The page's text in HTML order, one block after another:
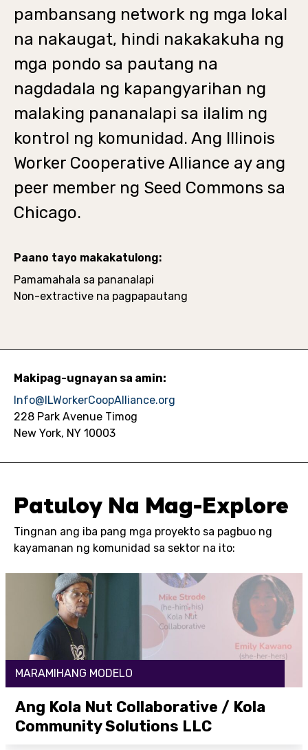
pambansang network ng mga lokal
na nakaugat, hindi nakakakuha ng
mga pondo sa pautang na
nagdadala ng kapangyarihan ng
malaking pananalapi sa ilalim ng
kontrol ng komunidad. Ang Illinois
Worker Cooperative Alliance ay ang
peer member ng Seed Commons sa
Chicago.
Paano tayo makakatulong:
Pamamahala sa pananalapi
Non-extractive na pagpapautang
Makipag-ugnayan sa amin:
Info@ILWorkerCoopAlliance.org
228 Park Avenue Timog
New York, NY 10003
Patuloy Na Mag-Explore
Tingnan ang iba pang mga proyekto sa pagbuo ng
kayamanan ng komunidad sa sektor na ito:
MARAMIHANG MODELO
Ang Kola Nut Collaborative / Kola
Community Solutions LLC